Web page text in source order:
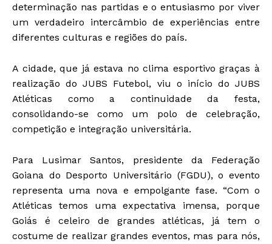
determinação nas partidas e o entusiasmo por viver
um verdadeiro intercâmbio de experiências entre
diferentes culturas e regiões do país.
A cidade, que já estava no clima esportivo graças à
realização do JUBS Futebol, viu o início do JUBS
Atléticas como a continuidade da festa,
consolidando-se como um polo de celebração,
competição e integração universitária.
Para Lusimar Santos, presidente da Federação
Goiana do Desporto Universitário (FGDU), o evento
representa uma nova e empolgante fase. “Com o
Atléticas temos uma expectativa imensa, porque
Goiás é celeiro de grandes atléticas, já tem o
costume de realizar grandes eventos, mas para nós,